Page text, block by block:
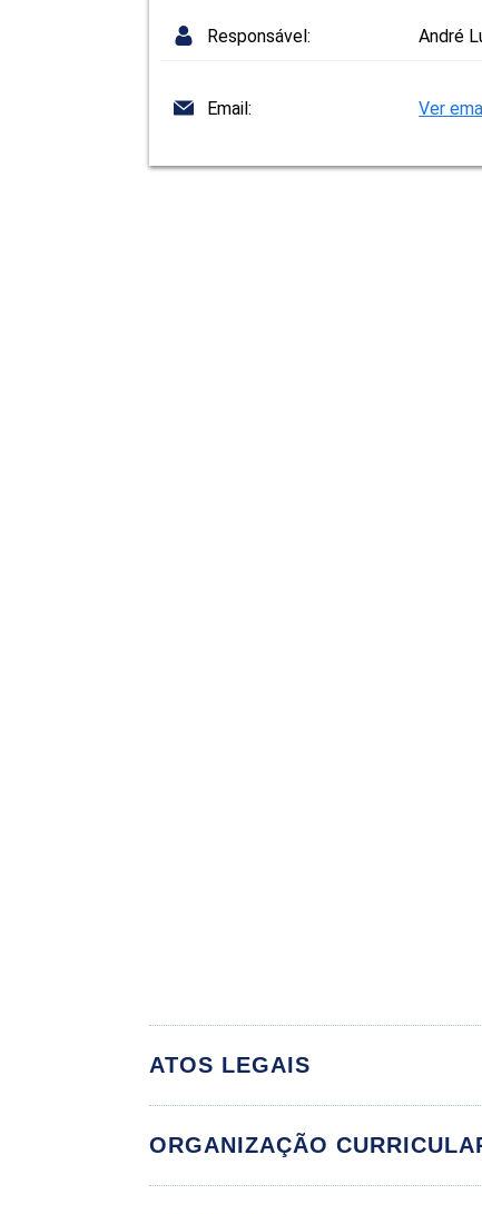
Responsável: André
Email: Ver
ATOS LEGAIS
ORGANIZAÇÃO